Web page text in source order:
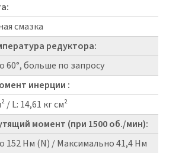
смазка
редуктора:
60°, больше по запросу
инерции :
/ L: 14,61 кг см²
момент (при 1500 об./мин):
152 Нм (N) / Максимально 41,4 Нм